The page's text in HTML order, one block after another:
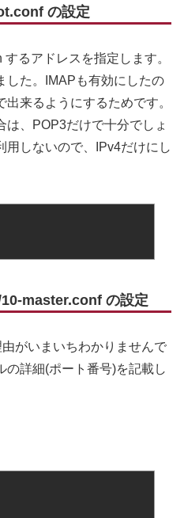
の設定
るアドレスを指定します。
した。IMAPも有効にしたの
来るようにするためです。
、POP3だけで十分でしょ
用しないので、IPv4だけにし
master.conf の設定
がいまいちわかりませんで
の詳細(ポート番号)を記載し